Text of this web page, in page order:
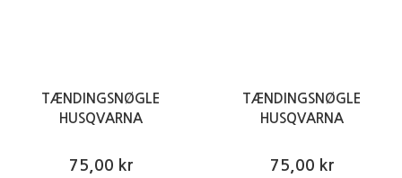
TÆNDINGSNØGLE
HUSQVARNA
75,00 kr
TÆNDINGSNØGLE
HUSQVARNA
75,00 kr